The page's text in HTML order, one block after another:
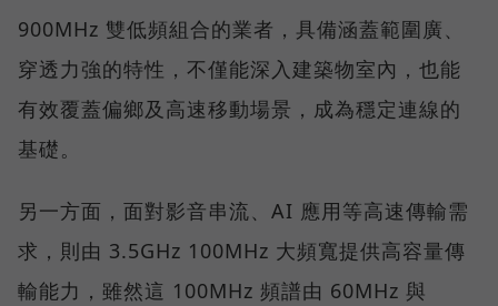
900MHz 雙低頻組合的業者，具備涵蓋範圍廣、
穿透力強的特性，不僅能深入建築物室內，也能
有效覆蓋偏鄉及高速移動場景，成為穩定連線的
基礎。
另一方面，面對影音串流、AI 應用等高速傳輸需
求，則由 3.5GHz 100MHz 大頻寬提供高容量傳
輸能力，雖然這 100MHz 頻譜由 60MHz 與